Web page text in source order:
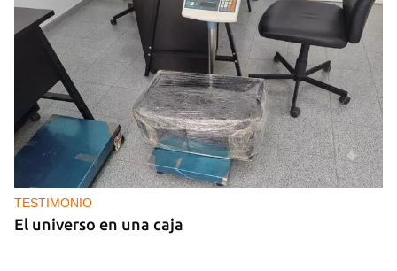
TESTIMONIO
El universo en una caja